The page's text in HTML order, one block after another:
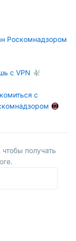
Роскомнадзором
с VPN
с
получать